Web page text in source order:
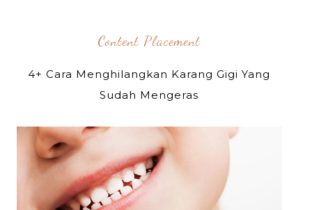
Content Placement
4+ Cara Menghilangkan Karang Gigi Yang
Sudah Mengeras